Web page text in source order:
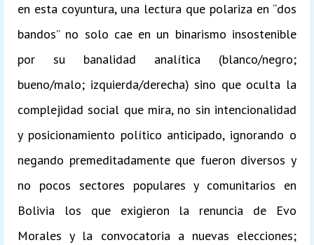
en esta coyuntura, una lectura que polariza en “dos
bandos” no solo cae en un binarismo insostenible
por su banalidad analítica (blanco/negro;
bueno/malo; izquierda/derecha) sino que oculta la
complejidad social que mira, no sin intencionalidad
y posicionamiento político anticipado, ignorando o
negando premeditadamente que fueron diversos y
no pocos sectores populares y comunitarios en
Bolivia los que exigieron la renuncia de Evo
Morales y la convocatoria a nuevas elecciones;